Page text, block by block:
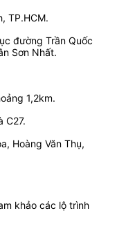
TP.HCM.
đường Trần Quốc
Sơn Nhất.
1,2km.
C27.
Hoàng Văn Thụ,
khảo các lộ trình